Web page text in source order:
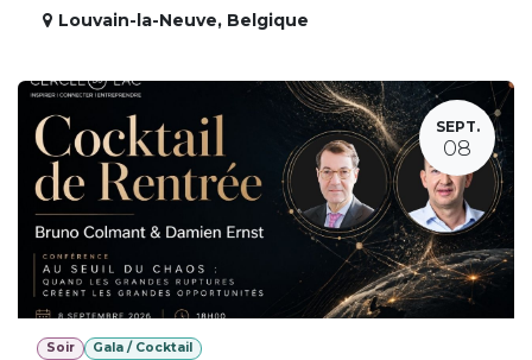
Louvain-la-Neuve, Belgique
SEPT.
08
Soir Gala / Cocktail